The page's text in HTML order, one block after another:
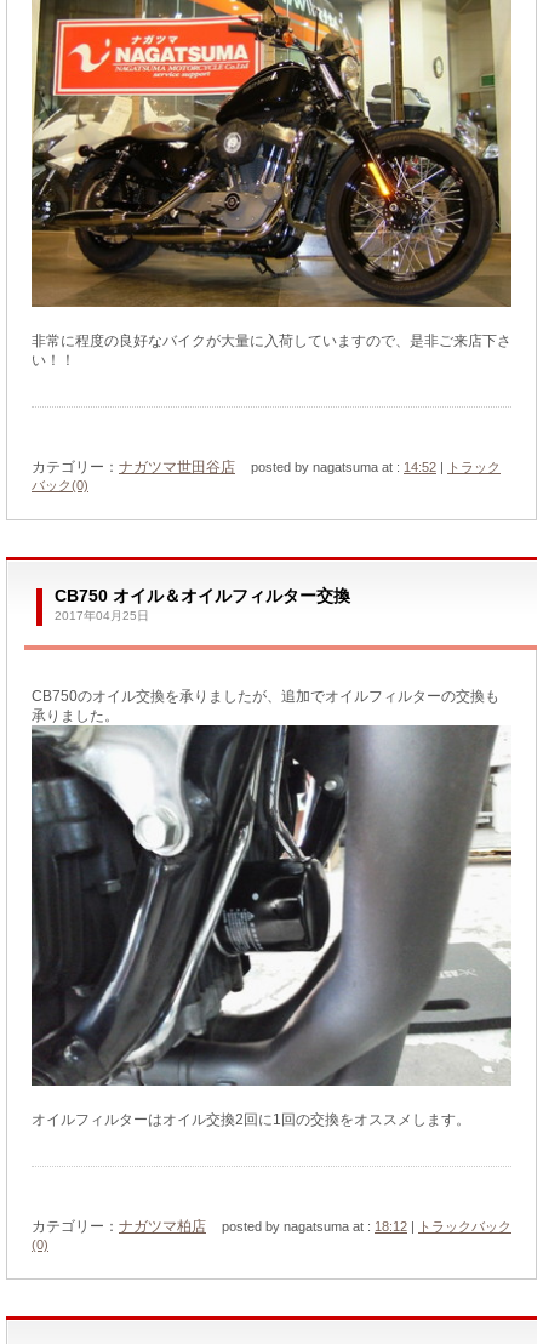
非常に程度の良好なバイクが大量に入荷していますので、是非ご来店下さ
い！！
カテゴリー： ナガツマ世田谷店 posted by nagatsuma at : 14:52
トラック
バック(0)
CB750 オイル＆オイルフィルター交換
2017年04月25日
CB750のオイル交換を承りましたが、追加でオイルフィルターの交換も
承りました。
オイルフィルターはオイル交換2回に1回の交換をオススメします。
カテゴリー： ナガツマ柏店 posted by nagatsuma at : 18:12
トラックバック
(0)